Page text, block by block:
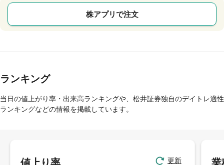
株アプリで注文
ランキング
当日の値上がり率・出来高ランキングや、松井証券独自のデイトレ適性
ランキングなどの情報を掲載しています。